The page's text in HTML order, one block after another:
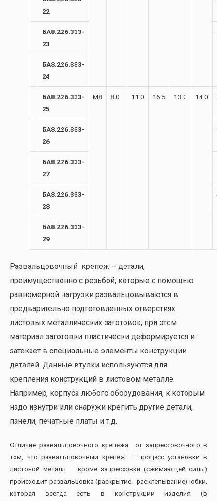
22
БА8.226.333-
23
БА8.226.333-
24
БА8.226.333-
25
М8 8.0 11.0 16.5 13.0 14.0
БА8.226.333-
26
БА8.226.333-
27
БА8.226.333-
28
БА8.226.333-
29
Развальцовочный крепеж – детали,
преимущественно с резьбой, которые с помощью
равномерной нагрузки развальцовываются в
предварительно подготовленных отверстиях
листовых металлических заготовок, при этом
материал заготовки пластически деформируется и
затекает в специальные элементы конструкции
деталей. Данные втулки используются для
крепления конструкций в листовом металле.
Например, корпуса любого оборудования, к которым
надо изнутри или снаружи крепить другие детали,
панели, печатные платы и т.д.
Отличие развальцовочного крепежа от запрессовочного в
том, что развальцовочный крепеж — процесс установки в
листовой металл — кроме запрессовки (сжимающей силы)
происходит развальцовка (раскрытие, расклепывание) юбки,
которая всегда есть в конструкции изделия (в